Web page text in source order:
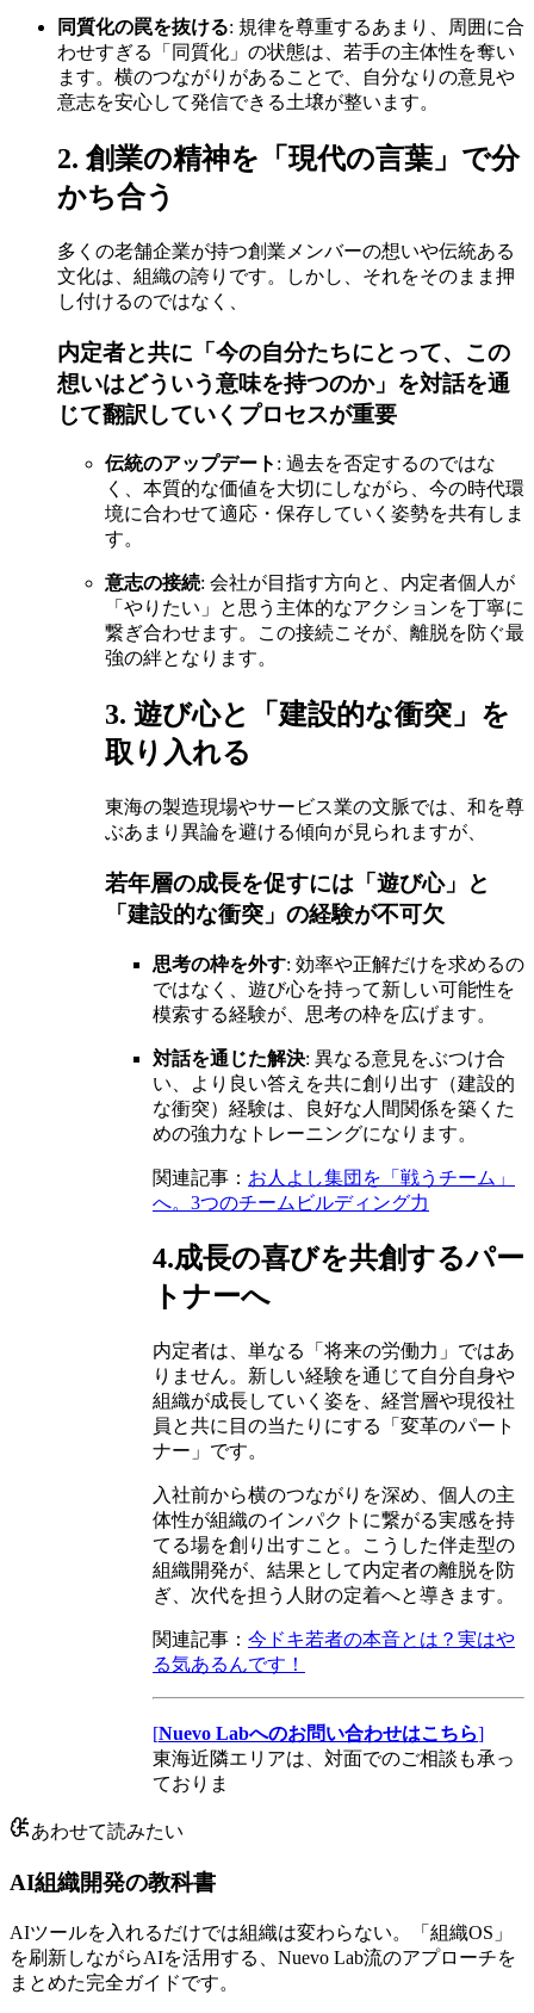
同質化の罠を抜ける: 規律を尊重するあまり、周囲に合
わせすぎる「同質化」の状態は、若手の主体性を奪い
ます。横のつながりがあることで、自分なりの意見や
意志を安心して発信できる土壌が整います。
2. 創業の精神を「現代の言葉」で分
かち合う
多くの老舗企業が持つ創業メンバーの想いや伝統ある
文化は、組織の誇りです。しかし、それをそのまま押
し付けるのではなく、
内定者と共に「今の自分たちにとって、この
想いはどういう意味を持つのか」を対話を通
じて翻訳していくプロセスが重要
伝統のアップデート : 過去を否定するのではな
く、本質的な価値を大切にしながら、今の時代環
境に合わせて適応・保存していく姿勢を共有しま
す。
意志の接続: 会社が目指す方向と、内定者個人が
「やりたい」と思う主体的なアクションを丁寧に
繋ぎ合わせます。この接続こそが、離脱を防ぐ最
強の絆となります。
3. 遊び心と「建設的な衝突」を
取り入れる
東海の製造現場やサービス業の文脈では、和を尊
ぶあまり異論を避ける傾向が見られますが、
若年層の成長を促すには「遊び心」と
「建設的な衝突」の経験が不可欠
思考の枠を外す: 効率や正解だけを求めるの
ではなく、遊び心を持って新しい可能性を
模索する経験が、思考の枠を広げます。
対話を通じた解決: 異なる意見をぶつけ合
い、より良い答えを共に創り出す（建設的
な衝突）経験は、良好な人間関係を築くた
めの強力なトレーニングになります。
関連記事： お人よし集団を「戦うチーム」
へ。3つのチームビルディング力
4.成長の喜びを共創するパー
トナーへ
内定者は、単なる「将来の労働力」ではあ
りません。新しい経験を通じて自分自身や
組織が成長していく姿を、経営層や現役社
員と共に目の当たりにする「変革のパート
ナー」です。
入社前から横のつながりを深め、個人の主
体性が組織のインパクトに繋がる実感を持
てる場を創り出すこと。こうした伴走型の
組織開発が、結果として内定者の離脱を防
ぎ、次代を担う人財の定着へと導きます。
関連記事： 今ドキ若者の本音とは？実はや
る気あるんです！
[Nuevo Labへのお問い合わせはこちら]
東海近隣エリアは、対面でのご相談も承っ
ておりま
あわせて読みたい
AI組織開発の教科書
AIツールを入れるだけでは組織は変わらない。「組織OS」
を刷新しながらAIを活用する、Nuevo Lab流のアプローチを
まとめた完全ガイドです。